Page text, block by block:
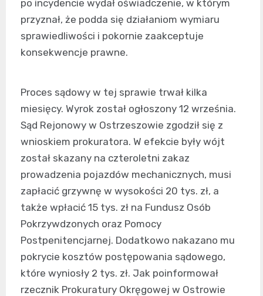
po incydencie wydał oświadczenie, w którym
przyznał, że podda się działaniom wymiaru
sprawiedliwości i pokornie zaakceptuje
konsekwencje prawne.
Proces sądowy w tej sprawie trwał kilka
miesięcy. Wyrok został ogłoszony 12 września.
Sąd Rejonowy w Ostrzeszowie zgodził się z
wnioskiem prokuratora. W efekcie były wójt
został skazany na czteroletni zakaz
prowadzenia pojazdów mechanicznych, musi
zapłacić grzywnę w wysokości 20 tys. zł, a
także wpłacić 15 tys. zł na Fundusz Osób
Pokrzywdzonych oraz Pomocy
Postpenitencjarnej. Dodatkowo nakazano mu
pokrycie kosztów postępowania sądowego,
które wyniosły 2 tys. zł. Jak poinformował
rzecznik Prokuratury Okręgowej w Ostrowie